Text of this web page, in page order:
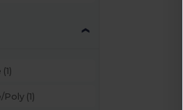
(1)
Poly (1)